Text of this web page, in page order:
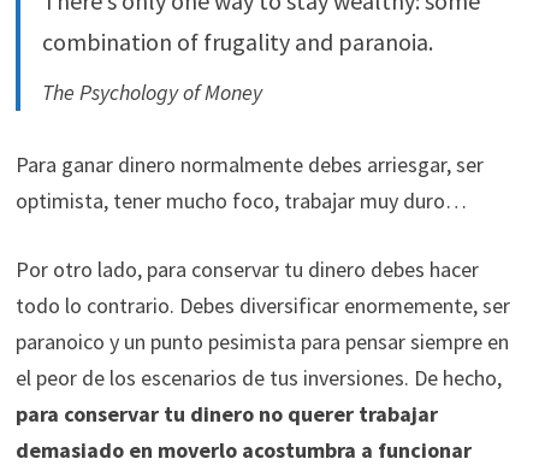
combination of frugality and paranoia.
The Psychology of Money
Para ganar dinero normalmente debes arriesgar, ser
optimista, tener mucho foco, trabajar muy duro…
Por otro lado, para conservar tu dinero debes hacer
todo lo contrario. Debes diversificar enormemente, ser
paranoico y un punto pesimista para pensar siempre en
el peor de los escenarios de tus inversiones. De hecho,
para conservar tu dinero no querer trabajar
demasiado en moverlo acostumbra a funcionar